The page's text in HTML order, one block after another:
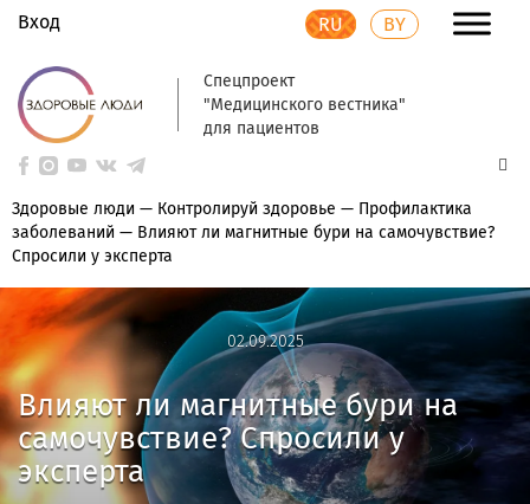
Вход RU BY
Спецпроект
"Медицинского вестника"
для пациентов
Здоровые люди — Контролируй здоровье — Профилактика
заболеваний — Влияют ли магнитные бури на самочувствие?
Спросили у эксперта
02.09.2025
02.09.2025
Влияют ли магнитные бури на
самочувствие? Спросили у
эксперта